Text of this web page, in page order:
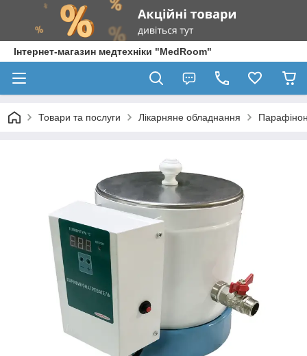
Інтернет-магазин медтехніки "MedRoom"
Товари та послуги Лікарняне обладнання